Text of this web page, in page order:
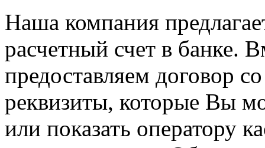
Наша компания
расчетный счет в банке.
предоставляем договор
реквизиты, которые Вы
или показать оператору